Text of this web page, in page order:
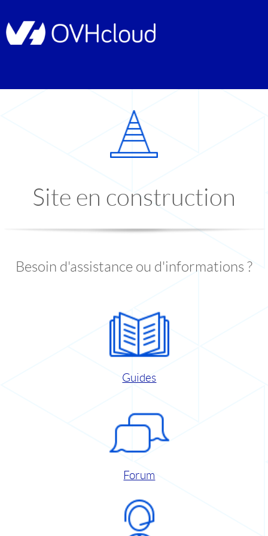
Site en construction
Besoin d'assistance ou d'informations ?
Guides
Forum